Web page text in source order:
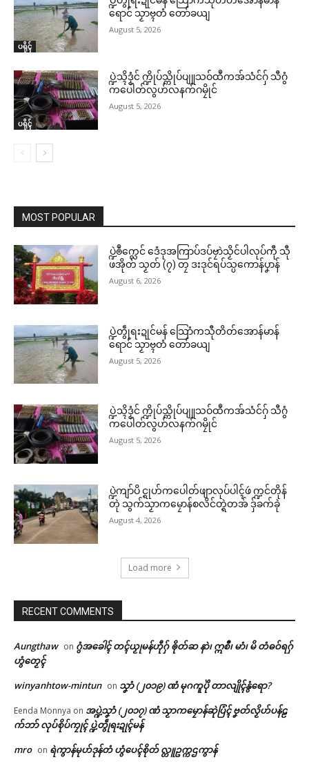
ပရိုၚ်
ရောင် သၟာဗ္ၚတံ တော်ခယျ
August 5, 2026
ပရိုၚ်
ပ္ဍဲသ္ၚိဒၟံင် က္ဍိုပ်သ္ကိုပ်ပျူသဝ်ထဳကအ်သံင်ဂှ် သီဂွံ
ကပေါတ်လွဟ်လနက်ဂမၠိုင်
August 5, 2026
MOST POPULAR
ပ္ဍဲၜဳက္လေင် ဒေံဒုအကြာပ်ဒပ်ဗၠာဲသၟိင်ပါလုပ်ကီု သီု
ဖအိုတ် သၟတ် (၇) တၠ ဒးဒုင်ရပ်သ္ပကောန်ပၞာန်
August 6, 2026
ပ္ဍဲတွဵုရးဍုင်မန် သြောံကသီုတိတ်အောန်မာန်
ရောင် သၟာဗ္ၚတံ တော်ခယျ
August 5, 2026
ပ္ဍဲသ္ၚိဒၟံင် က္ဍိုပ်သ္ကိုပ်ပျူသဝ်ထဳကအ်သံင်ဂှ် သီဂွံ
ကပေါတ်လွဟ်လနက်ဂမၠိုင်
August 5, 2026
ပ္ဍဲကျာ်ပိ င္ရုဟ်ကပေါတ်ဖျာလုပ်ပါၚ်ဖဴ က္ဍင်တိုန်
တုဲ သွက်သၟာကမၠောန်စလိင်တ္ရဲတအ် ဒှ်ခက်ခုဲ
August 4, 2026
Load more
RECENT COMMENTS
Aungthaw on ဂွံအခေါၚ် တၚ်ယၟုမန်ဟီုဂှ် ၜိုတ်ဆ နာဲ၊ ဣစဳ၊ မာံ၊ မိ တံဓဝ်ရဂှ်
ဟွံတၟေၚ်
winyanhtow-mintun on သၞာံ (၂၀၁၉) ဏံ မုဂကူပိုဲ တာလျိုၚ်နွံရော?
Eenda Monnya on အပ္ဍဲသၞာံ (၂၀၁၇) ဏံ သၟာကမၠောန်ဆုဲပြံၚ် ဗၞတ်လၟိဟ်ပန်ဠ
က်ဘာ် လုပ်စိုပ်ကၠုၚ် ပ္ဍဲတွဵုရးဍုၚ်မန်
mro on ရဲကွာန်မုဟ်ဒုန်တံ ဟွံပေၚ်စိုတ် လ္တူဥက္ကဌကွာန်